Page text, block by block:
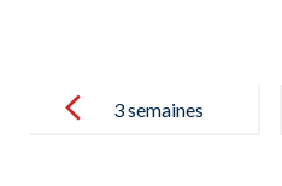
navigation3 semaines